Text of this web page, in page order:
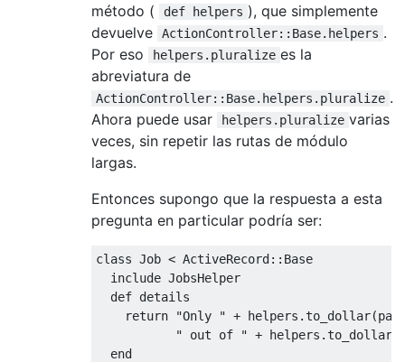
método (
def helpers ), que simplemente
devuelve
ActionController::Base.helpers .
Por eso
helpers.pluralize es la
abreviatura de
ActionController::Base.helpers.pluralize .
Ahora puede usar
helpers.pluralize varias
veces, sin repetir las rutas de módulo
largas.
Entonces supongo que la respuesta a esta
pregunta en particular podría ser:
class Job < ActiveRecord:: Base
  include
JobsHelper
def details
return
"Only " + helpers .to_dollar(
" out of " + helpers .to_dollar
end